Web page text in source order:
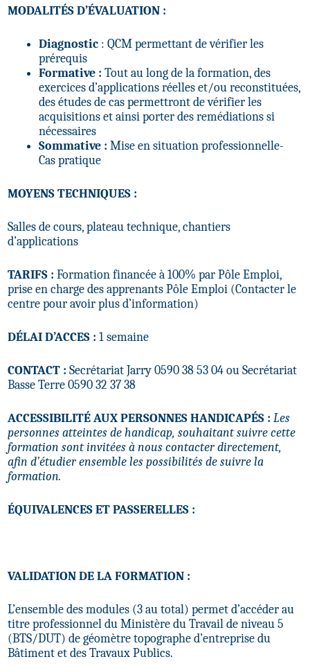
MODALITÉS D’ÉVALUATION :
Diagnostic : QCM permettant de vérifier les
prérequis
Formative : Tout au long de la formation, des
exercices d’applications réelles et/ou reconstituées,
des études de cas permettront de vérifier les
acquisitions et ainsi porter des remédiations si
nécessaires
Sommative : Mise en situation professionnelle-
Cas pratique
MOYENS TECHNIQUES :
Salles de cours, plateau technique, chantiers
d’applications
TARIFS : Formation financée à 100% par Pôle Emploi,
prise en charge des apprenants Pôle Emploi (Contacter le
centre pour avoir plus d’information)
DÉLAI D’ACCES : 1 semaine
CONTACT : Secrétariat Jarry 0590 38 53 04 ou Secrétariat
Basse Terre 0590 32 37 38
ACCESSIBILITÉ AUX PERSONNES HANDICAPÉS : Les
personnes atteintes de handicap, souhaitant suivre cette
formation sont invitées à nous contacter directement,
afin d’étudier ensemble les possibilités de suivre la
formation.
ÉQUIVALENCES ET PASSERELLES :
VALIDATION DE LA FORMATION :
L’ensemble des modules (3 au total) permet d’accéder au
titre professionnel du Ministère du Travail de niveau 5
(BTS/DUT) de géomètre topographe d’entreprise du
Bâtiment et des Travaux Publics.